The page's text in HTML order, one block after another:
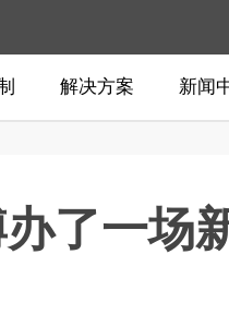
解决方案 新闻
了一场